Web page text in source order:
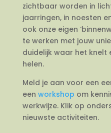
zichtbaar worden in
jaarringen, in noesten
ook onze eigen
te werken met jouw
duidelijk waar het knelt
helen.
Meld je aan voor een
een workshop om
werkwijze. Klik op
nieuwste activiteiten.